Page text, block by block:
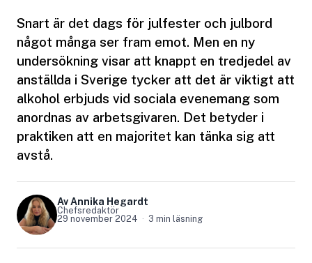
Snart är det dags för julfester och julbord
något många ser fram emot. Men en ny
undersökning visar att knappt en tredjedel av
anställda i Sverige tycker att det är viktigt att
alkohol erbjuds vid sociala evenemang som
anordnas av arbetsgivaren. Det betyder i
praktiken att en majoritet kan tänka sig att
avstå.
Av Annika Hegardt
Chefsredaktör
29 november 2024
3 min läsning